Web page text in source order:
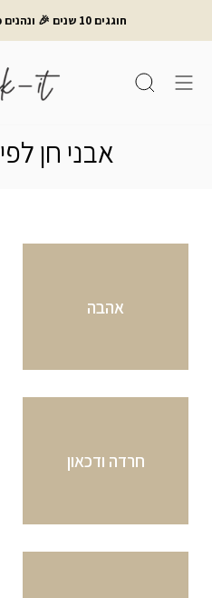
חוגגים 10 שנים 🎉 ונהנים ממבצע של פעם בעשור
חיפוש
אבני חן
אהבה
חרדה ודכאון